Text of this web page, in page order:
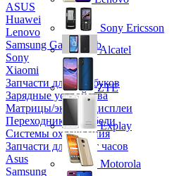
ASUS
Huawei
Lenovo
Samsung Galaxy Tab
Sony
Xiaomi
Запчасти для ноутбуков
Зарядные устройства
Матрицы/экраны/дисплеи
Переходники и кабели
Системы охлаждения
Запчасти для смарт часов
Asus
Samsung
Sony Ericsson
Alcatel
ZTE
Explay
Motorola